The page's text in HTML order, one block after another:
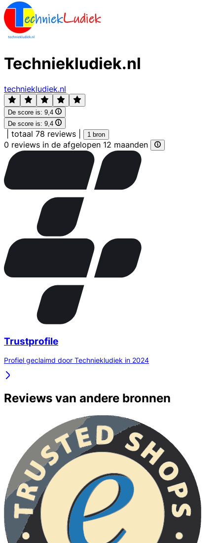
Techniekludiek.nl
techniekludiek.nl
De score is: 9,4
De score is: 9,4
totaal 78 reviews 1 bron
0 reviews in de afgelopen 12 maanden
Trustprofile
Profiel geclaimd door Techniekludiek in 2024
Reviews van andere bronnen